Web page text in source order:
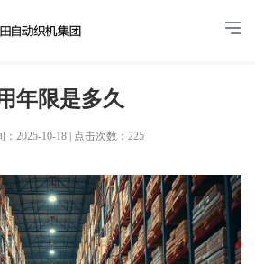
年限是多久
：2025-10-18 点击次数：225